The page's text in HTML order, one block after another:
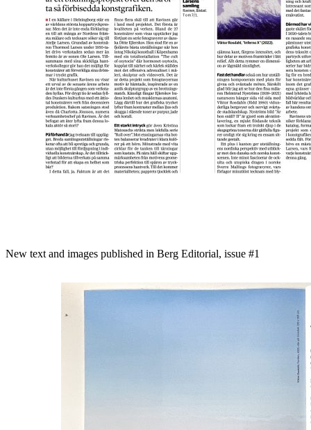
New text and images published in Berg Editorial, issue #1